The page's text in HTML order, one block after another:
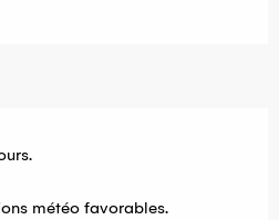
météo favorables.